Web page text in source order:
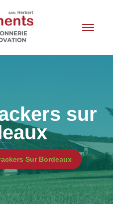
sur
Sur Bordeaux